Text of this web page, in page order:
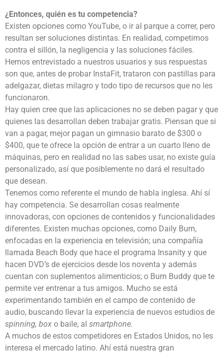
¿Entonces, quién es tu competencia?
Existen opciones como YouTube, o ir al parque a correr, pero
resultan ser soluciones distintas. En realidad, competimos
contra el sillón, la negligencia y las soluciones fáciles.
Hemos entrevistado a nuestros usuarios y sus respuestas
son que, antes de probar InstaFit, trataron con pastillas para
adelgazar, dietas milagro y todo tipo de recursos que no les
funcionaron.
Hay quien cree que las aplicaciones no se deben pagar y que
quienes las desarrollan deben trabajar gratis. Piensan que si
van a pagar, mejor pagan un gimnasio barato de $300 o
$400, que te ofrece la opción de entrar a un cuarto lleno de
máquinas, pero en realidad no las sabes usar, no existe guía
personalizado, así que posiblemente no dará el resultado
que desean.
Tenemos como referente el mundo de habla inglesa. Ahí sí
hay competencia. Se desarrollan cosas realmente
innovadoras, con opciones de contenidos y funcionalidades
diferentes. Existen muchas opciones, como Daily Burn,
enfocadas en la experiencia en televisión; una compañía
llamada Beach Body que hace el programa Insanity y que
hacen DVD’s de ejercicios desde los noventa y además
cuentan con suplementos alimenticios; o Burn Buddy que te
permite ver entrenar a tus amigos. Mucho se está
experimentando también en el campo de contenido de
audio, buscando llevar la experiencia de nuevos estudios de
spinning, box o baile, al smartphone.
A muchos de estos competidores en Estados Unidos, no les
interesa el mercado latino. Ahí está nuestra gran